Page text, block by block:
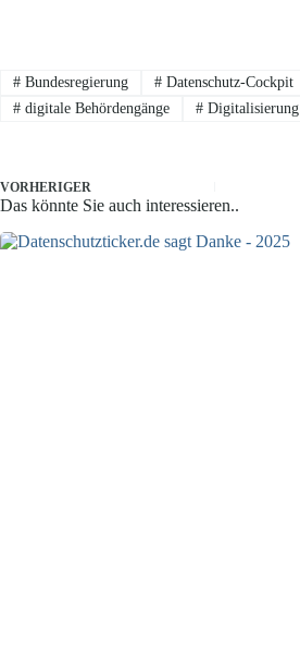
#Bundesregierung #Datenschutz-Cockpit
#digitale Behördengänge #Digitalisierung
VORHERIGER
Das könnte Sie auch interessieren..